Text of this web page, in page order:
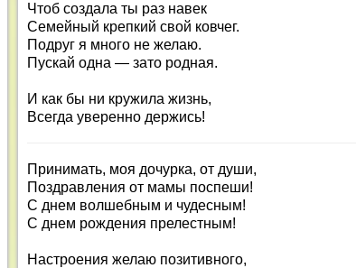
Чтоб создала ты раз навек
Семейный крепкий свой ковчег.
Подруг я много не желаю.
Пускай одна — зато родная.
И как бы ни кружила жизнь,
Всегда уверенно держись!
Принимать, моя дочурка, от души,
Поздравления от мамы поспеши!
С днем волшебным и чудесным!
С днем рождения прелестным!
Настроения желаю позитивного,